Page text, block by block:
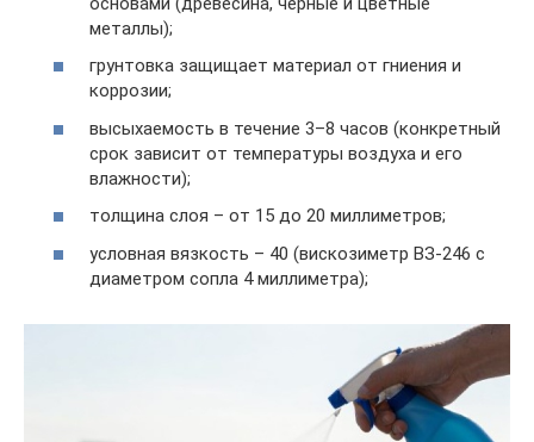
металлы);
грунтовка защищает материал от гниения и
коррозии;
высыхаемость в течение 3–8 часов (конкретный
срок зависит от температуры воздуха и его
влажности);
толщина слоя – от 15 до 20 миллиметров;
условная вязкость – 40 (вискозиметр ВЗ-246 с
диаметром сопла 4 миллиметра);